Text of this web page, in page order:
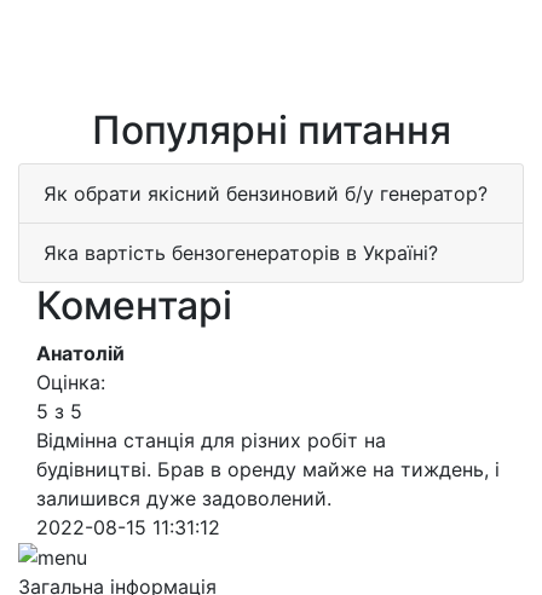
Популярні питання
Як обрати якісний бензиновий б/у генератор?
Яка вартість бензогенераторів в Україні?
Коментарі
Анатолій
Оцінка:
5 з 5
Відмінна станція для різних робіт на
будівництві. Брав в оренду майже на тиждень, і
залишився дуже задоволений.
2022-08-15 11:31:12
Загальна інформація